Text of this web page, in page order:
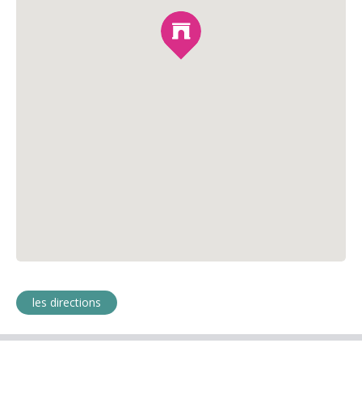
les directions